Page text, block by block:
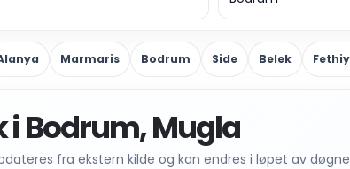
Marmaris Bodrum Side Belek
Bodrum, Mugla
fra ekstern kilde og kan endres i løpet av